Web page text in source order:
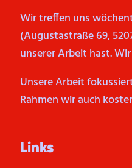
Wir treffen uns
(Augustastraße 69,
unserer Arbeit hast.
Unsere Arbeit
Rahmen wir auch
Links